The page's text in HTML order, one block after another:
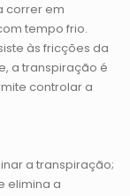
correr em
tempo frio.
às fricções da
a transpiração é
controlar a
a transpiração;
elimina a